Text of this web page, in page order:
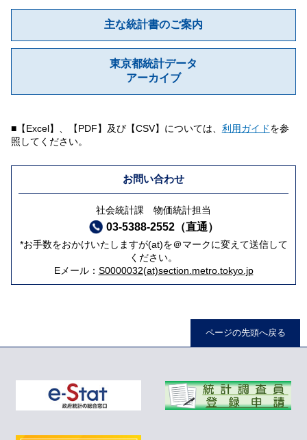
主な統計書のご案内
東京都統計データ
アーカイブ
■【Excel】、【PDF】及び【CSV】については、 利用ガイドを参
照してください。
お問い合わせ
社会統計課 物価統計担当
03-5388-2552（直通）
*お手数をおかけいたしますが(at)を＠マークに変えて送信して
ください。
Eメール： S0000032(at)section.metro.tokyo.jp
ページの先頭へ戻る